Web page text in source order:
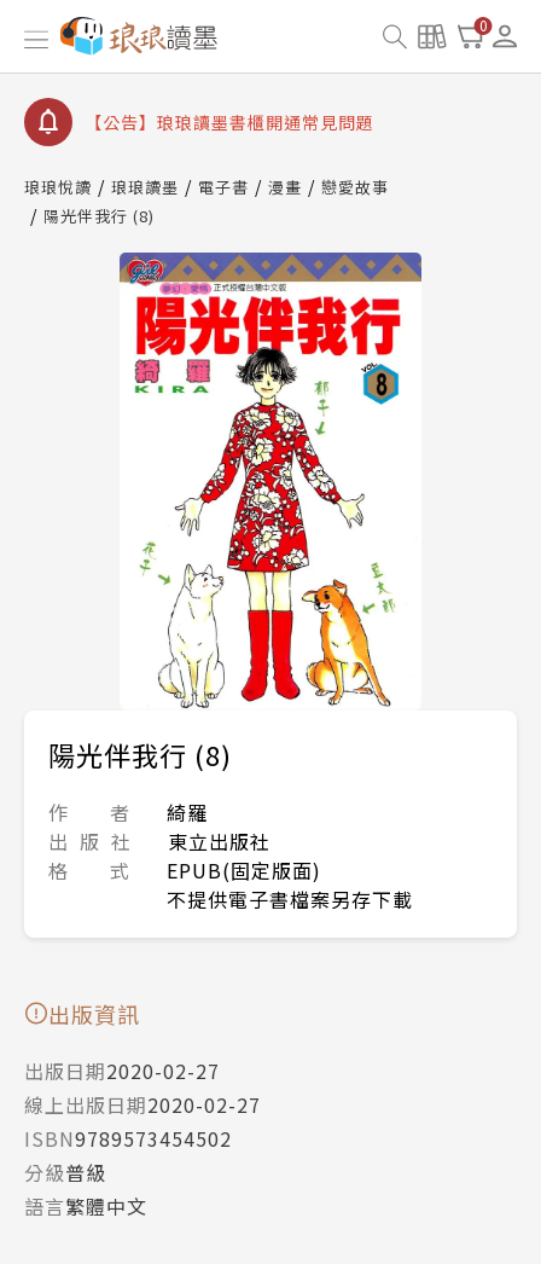
0
【公告】琅琅書店服務升級重要說明及資產合併結果
查詢
【公告】琅琅讀墨數位閱讀資產合併與書櫃開通申請
【公告】琅琅讀墨書櫃開通常見問題
請圖文教學
【公告】琅琅書店服務升級重要說明及資產合併結果
查詢
【公告】琅琅讀墨數位閱讀資產合併與書櫃開通申請
琅琅悅讀 琅琅讀墨 電子書 漫畫
戀愛故事
陽光伴我行 (8)
陽光伴我行 (8)
作 者
綺羅
出 版 社
東立出版社
格 式
EPUB(固定版面)
不提供電子書檔案另存下載
出版資訊
出版日期2020-02-27
線上出版日期2020-02-27
ISBN9789573454502
分級普級
語言繁體中文